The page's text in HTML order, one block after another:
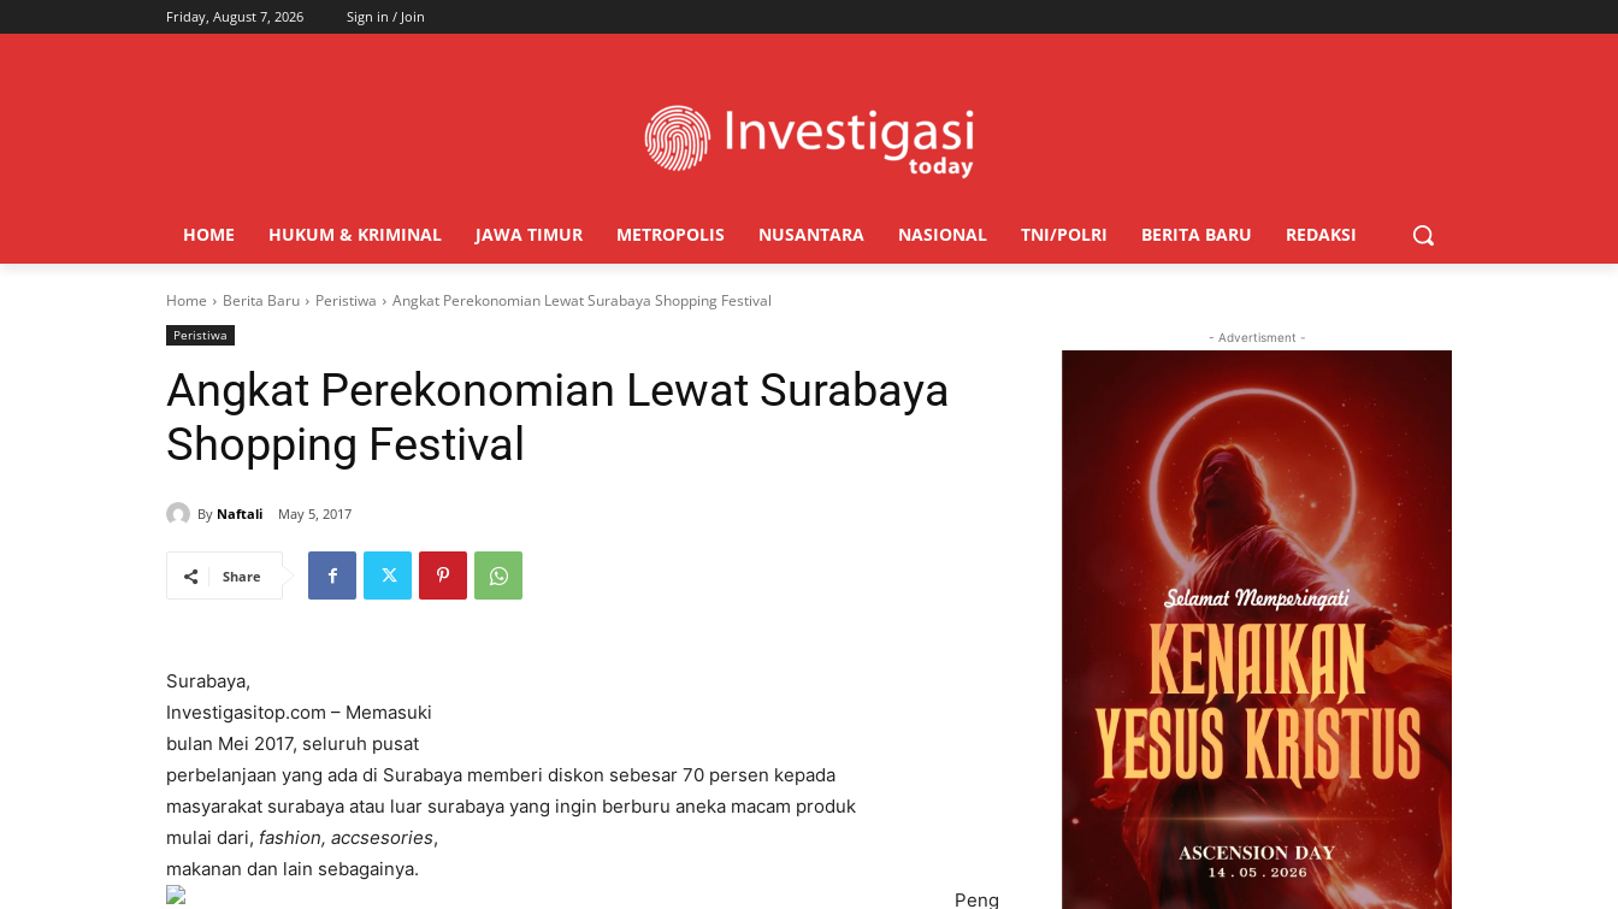
Friday, August 7, 2026 Sign in / Join
HOME HUKUM & KRIMINAL JAWA TIMUR METROPOLIS NUSANTARA NASIONAL TNI/POLRI BERITA BARU REDAKSI
Home Berita Baru Peristiwa Angkat Perekonomian Lewat Surabaya Shopping Festival
Peristiwa
Angkat Perekonomian Lewat Surabaya
Shopping Festival
By Naftali May 5, 2017
Share
Surabaya,
Investigasitop.com – Memasuki
bulan Mei 2017, seluruh pusat
perbelanjaan yang ada di Surabaya memberi diskon sebesar 70 persen kepada
masyarakat surabaya atau luar surabaya yang ingin berburu aneka macam produk
mulai dari, fashion, accsesories,
makanan dan lain sebagainya.
Peng
- Advertisment -